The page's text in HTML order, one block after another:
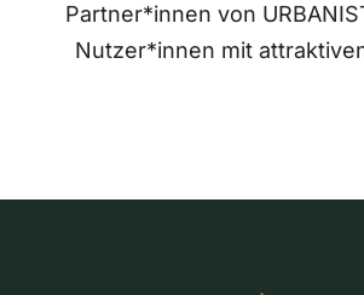
Partner*innen von
Nutzer*innen mit